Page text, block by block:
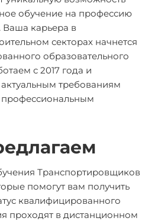
обучение на профессию
карьера в
секторах начнется
образовательного
с 2017 года и
актуальным требованиям
профессиональным
Транспортировщиков
помогут вам получить
квалифицированного
проходят в дистанционном